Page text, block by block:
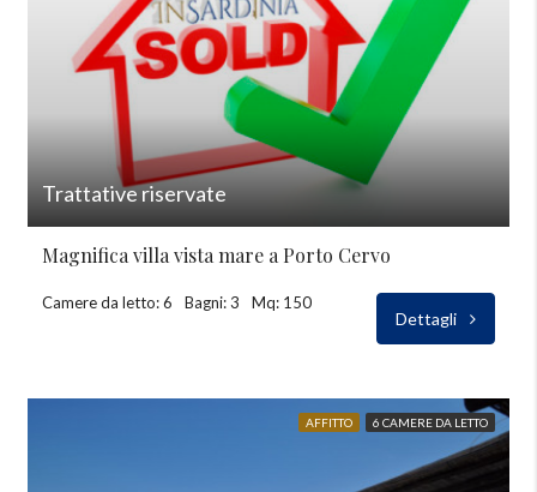
Trattative riservate
Magnifica villa vista mare a Porto Cervo
Camere da letto: 6 Bagni: 3 Mq: 150
Dettagli
AFFITTO 6 CAMERE DA LETTO